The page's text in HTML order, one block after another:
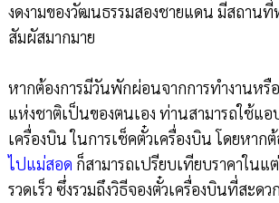
งดงามของวัฒนธรรมสองชายแดน มีสถานที่
สัมผัสมากมาย
หากต้องการมีวันพักผ่อนจากการทำงานหรือ
แห่งชาติเป็นของตนเอง ท่านสามารถใช้แ
เครื่องบิน ในการเช็คตั๋วเครื่องบิน โดยหากต้
ไปแม่สอด ก็สามารถเปรียบเทียบราคาในแ
รวดเร็ว ซึ่งรวมถึงวิธีจองตั๋วเครื่องบินที่สะด